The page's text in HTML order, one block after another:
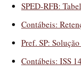
SPED-RFB:
Contábeis:
Pref. SP:
Contábeis: ISS